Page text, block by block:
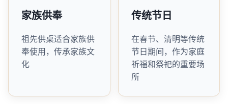
家族供奉
祖先供桌适合家族供
奉使用，传承家族文
化
传统节日
在春节、清明等传统
节日期间，作为家庭
祈福和祭祀的重要场
所